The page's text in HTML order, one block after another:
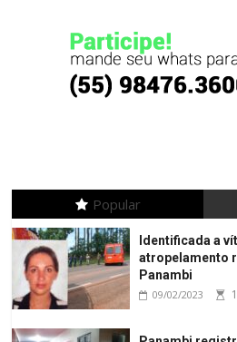
Popular
Identificada a
atropelamento
Panambi
09/02/2023